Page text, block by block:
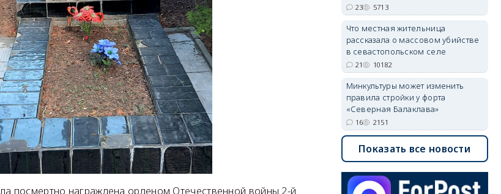
посмертно награждена орденом Отечественной войны 2-й
23 5713
Что местная жительница
рассказала о массовом убийстве
в севастопольском селе
21 10182
Минкультуры может изменить
правила стройки у форта
«Северная Балаклава»
16 2151
Показать все новости